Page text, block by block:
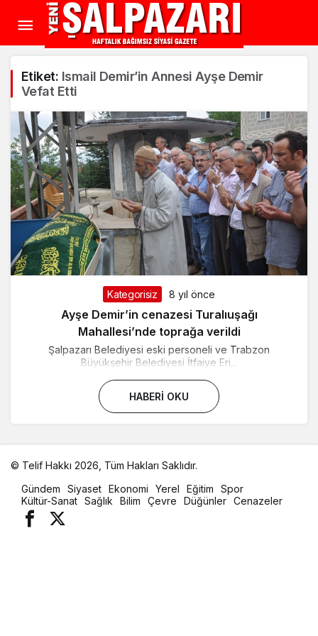
Etiket: Ismail Demir’in Annesi Ayşe Demir
Vefat Etti
Kategorisiz 8 yıl önce
Ayşe Demir’in cenazesi Turalıuşağı
Mahallesi’nde toprağa verildi
Şalpazarı Belediyesi eski personeli ve Trabzon
Büyükşehir Belediyesi İtfaiye Eri...
HABERI OKU
© Telif Hakkı 2026, Tüm Hakları Saklıdır.
oto
kiralama
parça
eşya
Gündem Siyaset Ekonomi Yerel Eğitim
Spor
Kültür-Sanat Sağlık Bilim Çevre Düğünler Cenazeler